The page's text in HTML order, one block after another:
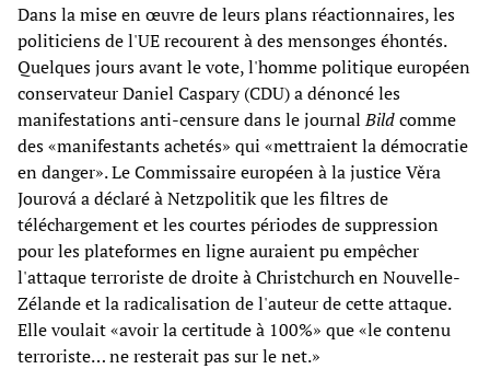
Dans la mise en œuvre de leurs plans réactionnaires, les
politiciens de l'UE recourent à des mensonges éhontés.
Quelques jours avant le vote, l'homme politique européen
conservateur Daniel Caspary (CDU) a dénoncé les
manifestations anti-censure dans le journalBildcomme
des «manifestants achetés» qui «mettraient la démocratie
en danger». Le Commissaire européen à la justice Věra
Jourová a déclaré à Netzpolitik que les filtres de
téléchargement et les courtes périodes de suppression
pour les plateformes en ligne auraient pu empêcher
l'attaque terroriste de droite à Christchurch en Nouvelle-
Zélande et la radicalisation de l'auteur de cette attaque.
Elle voulait «avoir la certitude à 100%» que «le contenu
terroriste… ne resterait pas sur le net.»